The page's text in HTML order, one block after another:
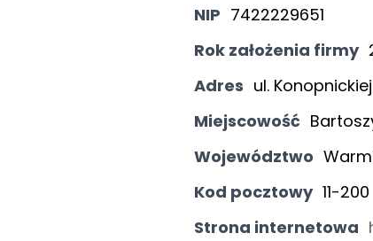
NIP 7422229651
Rok założenia firmy
Adres ul.
Miejscowość
Województwo
Kod pocztowy 11-200
Strona internetowa